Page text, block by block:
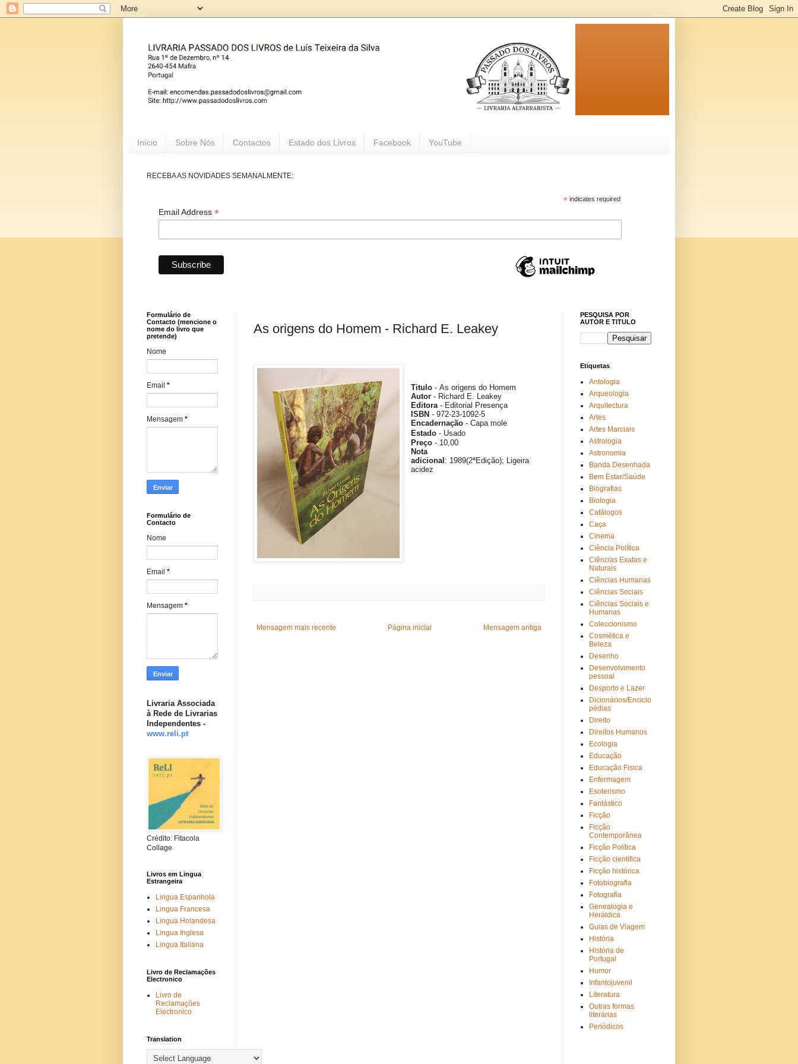
Início Sobre Nós Contactos Estado dos Livros Facebook YouTube
RECEBA AS NOVIDADES SEMANALMENTE:
*indicates required
Email Address *
As origens do Homem - Richard E. Leakey
Titulo - As origens do Homem
Autor - Richard E. Leakey
Editora- Editorial Presença
ISBN - 972-23-1092-5
Encadernação - Capa mole
Estado - Usado
Preço - 10,00
Nota
adicional : 1989(2ªEdição); Ligeira
acidez
Mensagem mais recente Mensagem antiga
Página inicial
Formulário de
Contacto (mencione o
nome do livro que
pretende)
Nome
Email *
Mensagem *
Formulário de
Contacto
Nome
Email *
Mensagem *
Livraria Associada
à Rede de Livrarias
Independentes -
www.reli.pt
Crédito: Fitacola
Collage
Livros em Lingua
Estrangeira
Lingua Espanhola
Lingua Francesa
Lingua Holandesa
Lingua Inglesa
Lingua Italiana
Livro de Reclamações
Electronico
Livro de
Reclamações
Electronico
Translation
PESQUISA POR
AUTOR E TITULO
Etiquetas
Antologia
Arqueologia
Arquitectura
Artes
Artes Marciais
Astrologia
Astronomia
Banda Desenhada
Bem Estar/Saúde
Biografias
Biologia
Catálogos
Caça
Cinema
Ciência Política
Ciências Exatas e
Naturais
Ciências Humanas
Ciências Sociais
Ciências Sociais e
Humanas
Coleccionismo
Cosmética e
Beleza
Desenho
Desenvolvimento
pessoal
Desporto e Lazer
Dicionários/Enciclo
pédias
Direito
Direitos Humanos
Ecologia
Educação
Educação Fisica
Enfermagem
Esoterismo
Fantástico
Ficção
Ficção
Contemporânea
Ficção Política
Ficção científica
Ficção histórica
Fotobiografia
Fotografia
Genealogia e
Heráldica
Guias de Viagem
História
História de
Portugal
Humor
Infantojuvenil
Literatura
Outras formas
literárias
Periódicos